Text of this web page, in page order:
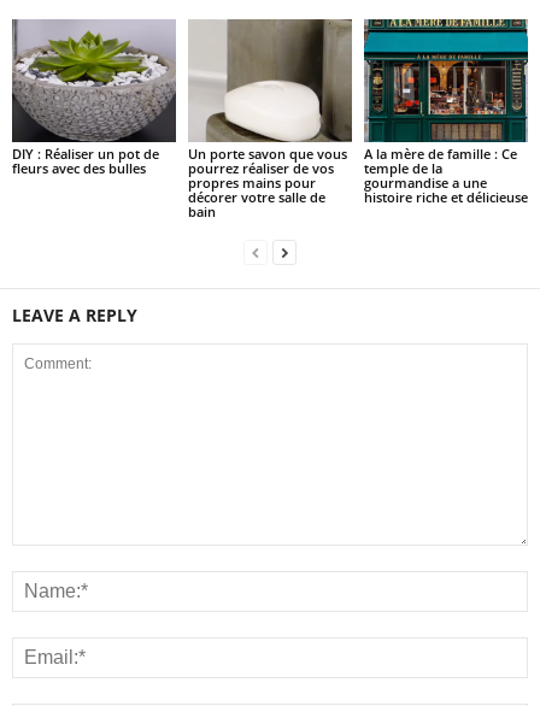
DIY : Réaliser un pot de
fleurs avec des bulles
Un porte savon que vous
pourrez réaliser de vos
propres mains pour
décorer votre salle de
bain
A la mère de famille : Ce
temple de la
gourmandise a une
histoire riche et délicieuse
LEAVE A REPLY